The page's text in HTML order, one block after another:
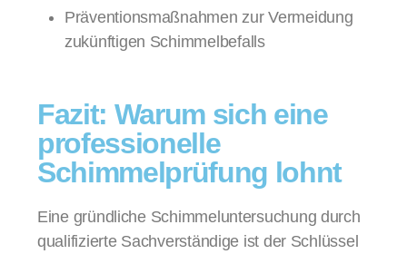
Präventionsmaßnahmen zur Vermeidung
zukünftigen Schimmelbefalls
Fazit: Warum sich eine
professionelle
Schimmelprüfung lohnt
Eine gründliche Schimmeluntersuchung durch
qualifizierte Sachverständige ist der Schlüssel